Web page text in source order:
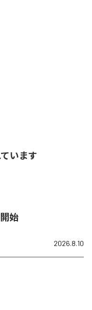
います
始
2026.8.10